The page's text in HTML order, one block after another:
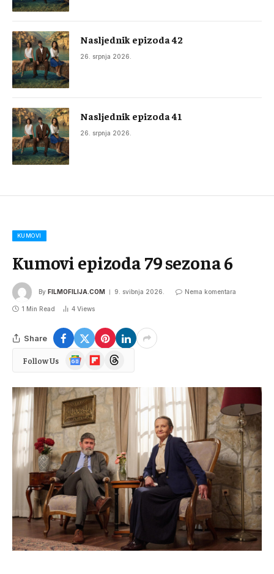
Nasljednik epizoda 42
26. srpnja 2026.
Nasljednik epizoda 41
26. srpnja 2026.
KUMOVI
Kumovi epizoda 79 sezona 6
By FILMOFILIJA.COM 9. svibnja 2026. Nema komentara
1 Min Read 4 Views
Share
Follow Us
Google
News
FlipboardThreads